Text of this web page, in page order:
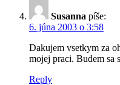
Susanna píše:
6. júna 2003 o 3:58
Dakujem vsetkym za
mojej praci. Budem sa
Reply